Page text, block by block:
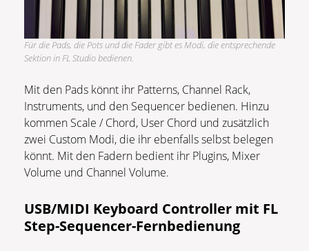
Für die Pads, die Pots und die Fader gibt es Modi, die entsprechende
Sektion in FL Studio bedienen.
Mit den Pads könnt ihr Patterns, Channel Rack,
Instruments, und den Sequencer bedienen. Hinzu
kommen Scale / Chord, User Chord und zusätzlich
zwei Custom Modi, die ihr ebenfalls selbst belegen
könnt. Mit den Fadern bedient ihr Plugins, Mixer
Volume und Channel Volume.
USB/MIDI Keyboard Controller mit FL
Step-Sequencer-Fernbedienung